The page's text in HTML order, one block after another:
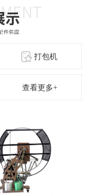
打包机
查看更多+